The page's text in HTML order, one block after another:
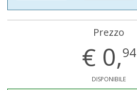
Prezzo
€ 0,94
DISPONIBILE